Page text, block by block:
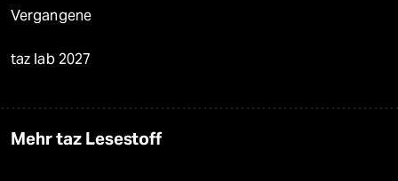
Vergangene
taz lab 2027
Mehr taz Lesestoff